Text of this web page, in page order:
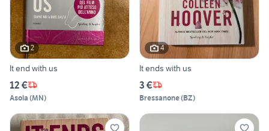
2
It end with us
12 €
Asola (MN)
4
It ends with us
3 €
Bressanone(BZ)